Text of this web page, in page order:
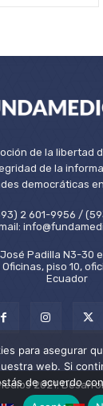
de la libertad
de la
democráticas
2 601-9956 /
Padilla N3-30
piso 10,
Ecuador
2021.
para asegurar
web. Si
de acuerdo